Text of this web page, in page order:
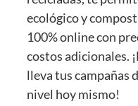
ecológico y
100% online con
costos adicionales.
lleva tus campañas
nivel hoy mismo!